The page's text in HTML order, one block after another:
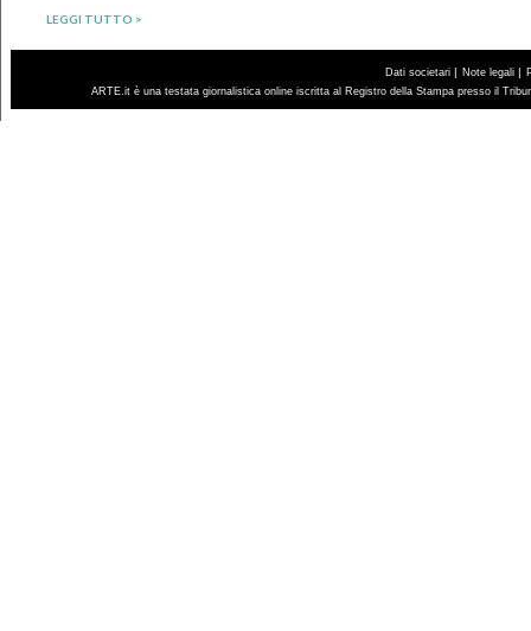
LEGGI TUTTO >
Dati societari | Note legali |
ARTE.it è una testata giornalistica online iscritta al Registro della Stampa presso il